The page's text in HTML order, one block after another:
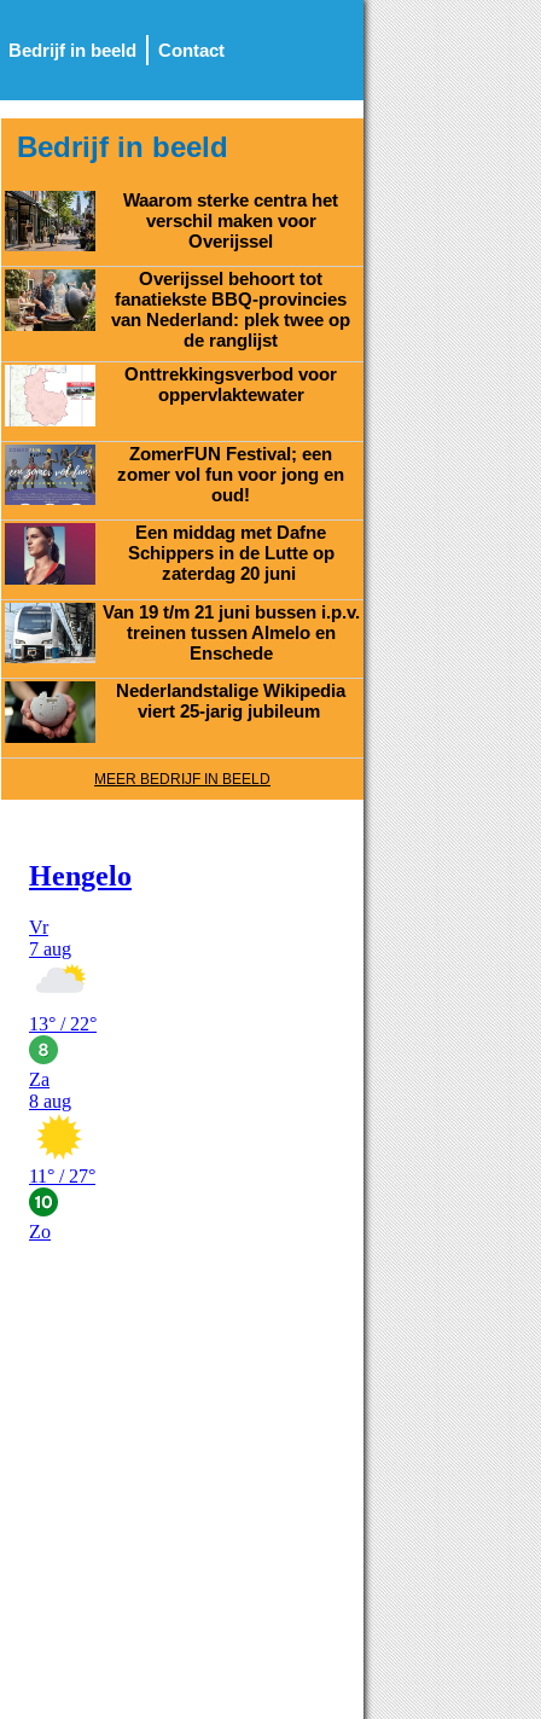
Bedrijf in beeld Contact
Bedrijf in beeld
Waarom sterke centra het
verschil maken voor
Overijssel
Overijssel behoort tot
fanatiekste BBQ-provincies
van Nederland: plek twee op
de ranglijst
Onttrekkingsverbod voor
oppervlaktewater
ZomerFUN Festival; een
zomer vol fun voor jong en
oud!
Een middag met Dafne
Schippers in de Lutte op
zaterdag 20 juni
Van 19 t/m 21 juni bussen i.p.v.
treinen tussen Almelo en
Enschede
Nederlandstalige Wikipedia
viert 25-jarig jubileum
MEER BEDRIJF IN BEELD